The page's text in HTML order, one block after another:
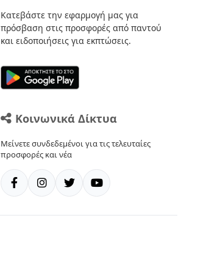
Κατεβάστε την εφαρμογή μας για
πρόσβαση στις προσφορές από παντού
και ειδοποιήσεις για εκπτώσεις.
Κοινωνικά Δίκτυα
Μείνετε συνδεδεμένοι για τις τελευταίες
προσφορές και νέα